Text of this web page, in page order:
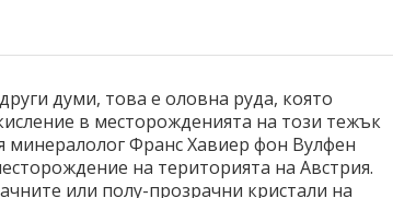
думи, това е оловна руда, която
в месторожденията на този тежък
минералолог Франс Хавиер фон Вулфен
на територията на Австрия.
или полу-прозрачни кристали на